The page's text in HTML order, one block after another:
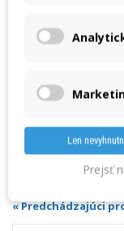
Výstupné napätie
0...18 V
Výstupný prúd :0...15 A
Množstvo
VLOŽIŤ DO KOŠÍKA
« Predchádzajúci
Len
Prejsť